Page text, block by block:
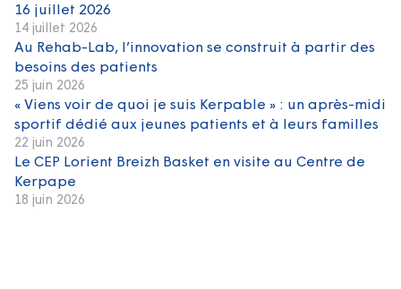
16 juillet 2026
14 juillet 2026
Au Rehab-Lab, l’innovation se construit à partir des
besoins des patients
25 juin 2026
« Viens voir de quoi je suis Kerpable » : un après-midi
sportif dédié aux jeunes patients et à leurs familles
22 juin 2026
Le CEP Lorient Breizh Basket en visite au Centre de
Kerpape
18 juin 2026